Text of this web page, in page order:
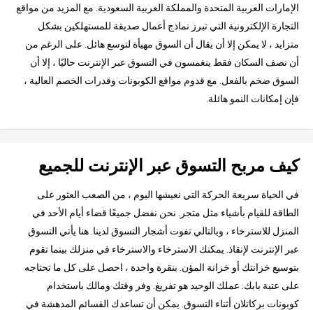
الإمارات العربية المتحدة والمملكة العربية السعودية. مع المزيد من مواقع
التجارة الإلكترونية التي تبرز نماذج أعمال صديقة للمستهلكين بشكل
متزايد ، لا يمكن إلا أن يقال أن السوق مهيأة لتوسع هائل. على الرغم من
أن نصف السكان فقط ينغمسون في التسوق عبر الإنترنت حاليًا ، إلا أن
السوق ضخم بالفعل. مع قدوم مواقع الكوبونات وقدرات الخصم العالية ،
فإن إمكانات النمو هائلة.
كيف مربح التسوق عبر الإنترنت للجميع
في الحياة سريعة الحركة التي نعيشها اليوم ، من الصعب العثور على
الطاقة للقيام بأشياء مثل متجر. نحن نفضل جميعًا قضاء أيام الأحد في
المنزل للاسترخاء ، وبالتالي تفوت أشجار التسوق لدينا. هنا يأتي التسوق
عبر الإنترنت لإنقاذ. يمكنك الاسترخاء والاسترخاء في منزلك بينما تقوم
بتوسيع خزانتك أو خزانة المؤن. بنقرة واحدة ، احصل على كل ما تحتاجه
على عتبة بابك. عملك الوحيد هو تفريغ. وفر وقتك ومالك باستخدام
كوبونات بركاتلان أثناء التسوق. يمكن أن تساعدك القسائم المدهشة في